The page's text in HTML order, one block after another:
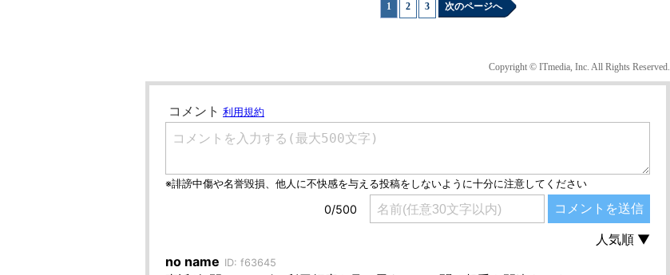
1 2 3 次のページへ
Copyright © ITmedia, Inc. All Rights Reserved.